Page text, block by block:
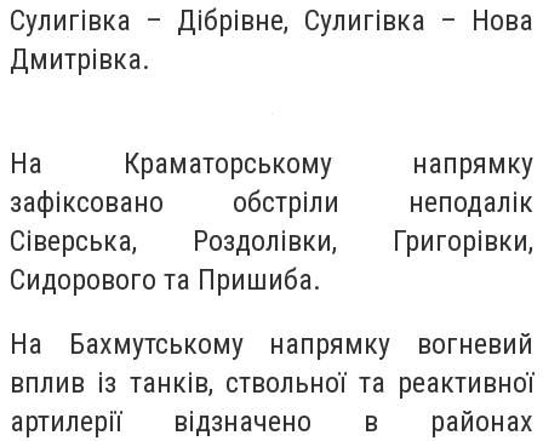
Сулигівка – Дібрівне, Сулигівка – Нова
Дмитрівка.
На Краматорському напрямку
зафіксовано обстріли неподалік
Сіверська, Роздолівки, Григорівки,
Сидорового та Пришиба.
На Бахмутському напрямку вогневий
вплив із танків, ствольної та реактивної
артилерії відзначено в районах